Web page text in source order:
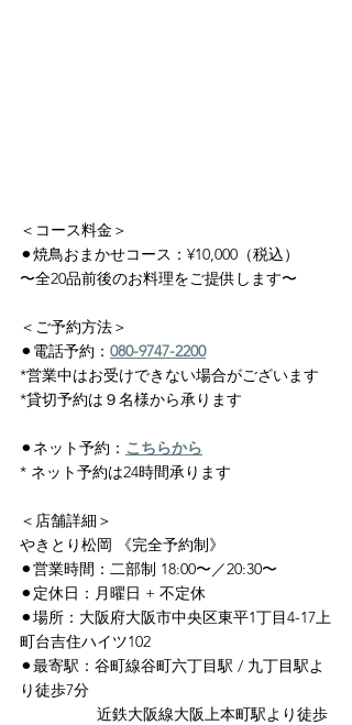
＜コース料金＞
⚫︎焼鳥おまかせコース：¥10,000（税込）
〜全20品前後のお料理をご提供します〜
＜ご予約方法＞
⚫︎電話予約： 080-9747-2200
*営業中はお受けできない場合がございます
*貸切予約は９名様から承ります
⚫︎ネット予約： こちらから
* ネット予約は24時間承ります
＜店舗詳細＞
やきとり松岡 《完全予約制》
⚫︎営業時間：二部制 18:00〜／20:30〜
⚫︎定休日：月曜日 + 不定休
⚫︎場所：大阪府大阪市中央区東平1丁目4-17上
町台吉住ハイツ102
⚫︎最寄駅：谷町線谷町六丁目駅 / 九丁目駅よ
り徒歩7分
近鉄大阪線大阪上本町駅より徒歩